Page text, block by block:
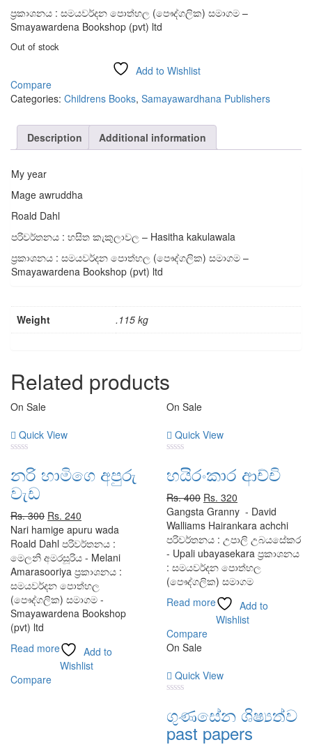
ප්‍රකාශනය : සමයවර්දන පොත්හල (පෞද්ගලික) සමාගම –
Smayawardena Bookshop (pvt) ltd
Out of stock
Add to Wishlist
Compare
Categories: Childrens Books, Samayawardhana Publishers
Description Additional information
My year
Mage awruddha
Roald Dahl
පරිවර්තනය : හසිත කැකුලාවල – Hasitha kakulawala
ප්‍රකාශනය : සමයවර්දන පොත්හල (පෞද්ගලික) සමාගම –
Smayawardena Bookshop (pvt) ltd
Weight .115 kg
Related products
On Sale
Quick View
out
of
5
නරි හාමිගෙ අපුරු
වැඩ
Rs.300 Original
price
was:
Rs. 300.
Rs. 240
price
is:
Rs. 240.
Nari hamige apuru wada
Roald Dahl පරිවර්තනය :
මෙලනි අමරසූරිය - Melani
Amarasooriya ප්‍රකාශනය :
සමයවර්දන පොත්හල
(පෞද්ගලික) සමාගම -
Smayawardena Bookshop
(pvt) ltd
Read more
Add to
Wishlist
Compare
On Sale
Quick View
out
of
හයිරංකාර ආච්චි
Rs.400 Original
price
was:
Rs. 400.
Rs. 320
price
is:
Rs. 320.
Gangsta Granny - David
Walliams Hairankara achchi
පරිවර්තනය : උපාලි උබයසේකර
- Upali ubayasekara ප්‍රකාශනය
: සමයවර්දන පොත්හල
(පෞද්ගලික) සමාගම
Read more
Add to
Wishlist
Compare
On Sale
Quick View
out
of
5
ගුණසේන ශිෂ්‍යත්ව
past papers